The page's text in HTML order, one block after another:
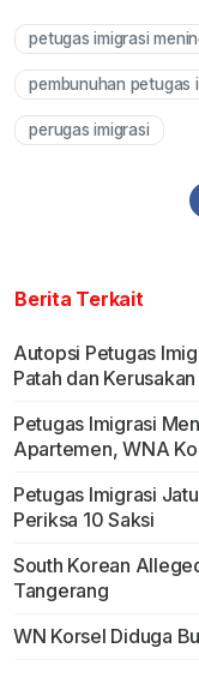
petugas imigrasi
pembunuhan petugas
perugas imigrasi
Berita Terkait
Autopsi Petugas
Patah dan
Petugas Imigrasi
Apartemen, WNA
Petugas Imigrasi
Periksa 10 Saksi
South Korean
Tangerang
WN Korsel Diduga